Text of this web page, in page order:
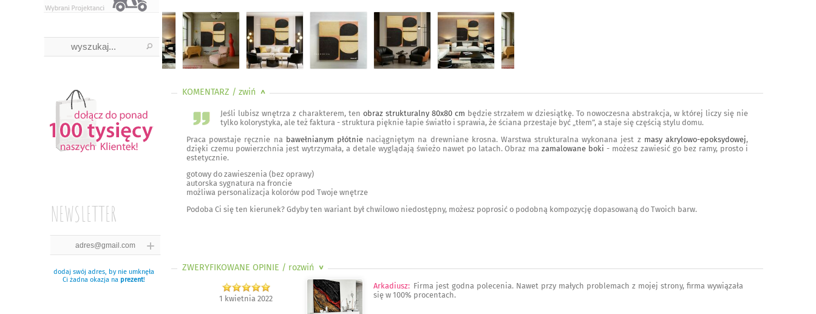
NEWSLETTER
dodaj swój adres, by nie umknęła
Ci żadna okazja na prezent!
KOMENTARZ / zwiń <
Jeśli lubisz wnętrza z charakterem, ten obraz strukturalny 80x80 cm będzie strzałem w dziesiątkę. To nowoczesna abstrakcja, w której liczy się nie
tylko kolorystyka, ale też faktura - struktura pięknie łapie światło i sprawia, że ściana przestaje być „tłem”, a staje się częścią stylu domu.
Praca powstaje ręcznie na bawełnianym płótnienaciągniętym na drewniane krosna. Warstwa strukturalna wykonana jest z masy akrylowo-epoksydowej,
dzięki czemu powierzchnia jest wytrzymała, a detale wyglądają świeżo nawet po latach. Obraz mazamalowane boki - możesz zawiesić go bez ramy, prosto i
estetycznie.
gotowy do zawieszenia (bez oprawy)
autorska sygnatura na froncie
możliwa personalizacja kolorów pod Twoje wnętrze
Podoba Ci się ten kierunek? Gdyby ten wariant był chwilowo niedostępny, możesz poprosić o podobną kompozycję dopasowaną do Twoich barw.
ZWERYFIKOWANE OPINIE / rozwiń >
1 kwietnia 2022
Arkadiusz: Firma jest godna polecenia. Nawet przy małych problemach z mojej strony, firma wywiązała
się w 100% procentach.